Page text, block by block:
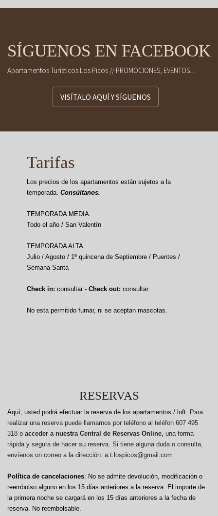
SÍGUENOS EN FACEBOOK
Apartamentos Turísticos Los Picos // PROMOCIONES, EVENTOS...
VISÍTALO AQUÍ Y SÍGUENOS
Tarifas
Los precios de los apartamentos están sujetos a la
temporada. Consúltanos.
TEMPORADA MEDIA:
Todo el año / San Valentín
TEMPORADA ALTA:
Julio / Agosto / 1ª quincena de Septiembre / Puentes /
Semana Santa
Check in: consultar - Check out: consultar
No esta permitido fumar, ni se aceptan mascotas.
RESERVAS
Aquí, usted podrá efectuar la reserva de los apartamentos / loft. Para
realizar una reserva puede llamarnos por teléfono al teléfon 607 495
318 o acceder a nuestra Central de Reservas Online, una forma
rápida y segura de hacer su reserva. Si tiene alguna duda o consulta,
envíenos un correo a la dirección: a.t.lospicos@gmail.com
Política de cancelaciones: No se admite devolución, modificación o
reembolso alguno en los 15 días anteriores a la reserva. El importe de
la primera noche se cargará en los 15 días anteriores a la fecha de
reserva. No reembolsable.